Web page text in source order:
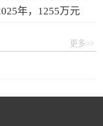
年，1255万元
更多>>